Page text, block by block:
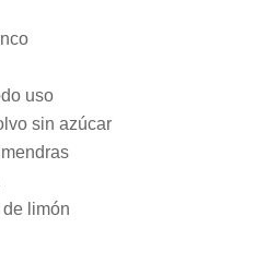
uso
sin azúcar
limón